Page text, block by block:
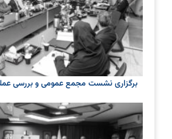
برگزاری نشست مجمع عمومی و بررسی